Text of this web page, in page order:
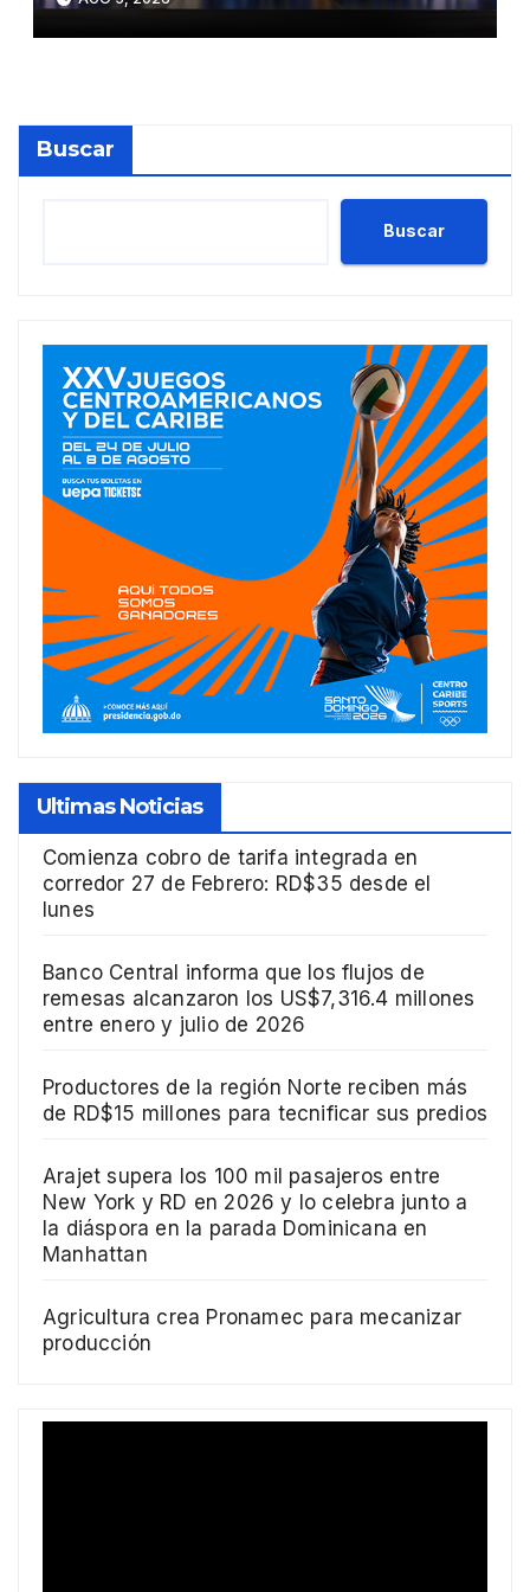
Buscar
Buscar
Ultimas Noticias
Comienza cobro de tarifa integrada en
corredor 27 de Febrero: RD$35 desde el
lunes
Banco Central informa que los flujos de
remesas alcanzaron los US$7,316.4 millones
entre enero y julio de 2026
Productores de la región Norte reciben más
de RD$15 millones para tecnificar sus predios
Arajet supera los 100 mil pasajeros entre
New York y RD en 2026 y lo celebra junto a
la diáspora en la parada Dominicana en
Manhattan
Agricultura crea Pronamec para mecanizar
producción